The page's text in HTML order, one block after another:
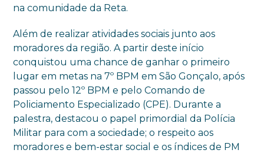
na comunidade da Reta.
Além de realizar atividades sociais junto aos
moradores da região. A partir deste início
conquistou uma chance de ganhar o primeiro
lugar em metas na 7º BPM em São Gonçalo, após
passou pelo 12º BPM e pelo Comando de
Policiamento Especializado (CPE). Durante a
palestra, destacou o papel primordial da Polícia
Militar para com a sociedade; o respeito aos
moradores e bem-estar social e os índices de PM